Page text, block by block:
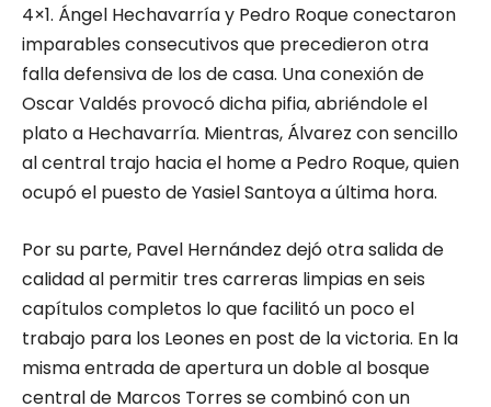
4×1. Ángel Hechavarría y Pedro Roque conectaron
imparables consecutivos que precedieron otra
falla defensiva de los de casa. Una conexión de
Oscar Valdés provocó dicha pifia, abriéndole el
plato a Hechavarría. Mientras, Álvarez con sencillo
al central trajo hacia el home a Pedro Roque, quien
ocupó el puesto de Yasiel Santoya a última hora.
Por su parte, Pavel Hernández dejó otra salida de
calidad al permitir tres carreras limpias en seis
capítulos completos lo que facilitó un poco el
trabajo para los Leones en post de la victoria. En la
misma entrada de apertura un doble al bosque
central de Marcos Torres se combinó con un